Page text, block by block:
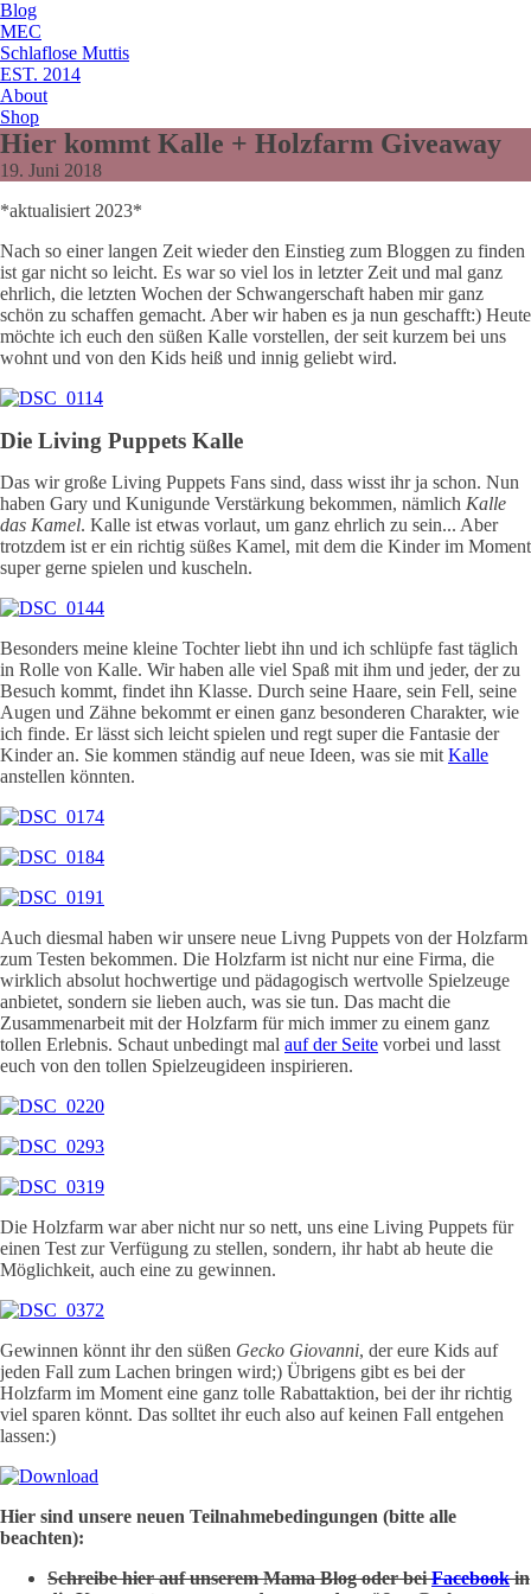
Blog
MEC
Schlaflose Muttis
EST. 2014
About
Shop
Hier kommt Kalle + Holzfarm Giveaway
19. Juni 2018
*aktualisiert 2023*
Nach so einer langen Zeit wieder den Einstieg zum Bloggen zu finden
ist gar nicht so leicht. Es war so viel los in letzter Zeit und mal ganz
ehrlich, die letzten Wochen der Schwangerschaft haben mir ganz
schön zu schaffen gemacht. Aber wir haben es ja nun geschafft:) Heute
möchte ich euch den süßen Kalle vorstellen, der seit kurzem bei uns
wohnt und von den Kids heiß und innig geliebt wird.
Die Living Puppets Kalle
Das wir große Living Puppets Fans sind, dass wisst ihr ja schon. Nun
haben Gary und Kunigunde Verstärkung bekommen, nämlich Kalle
das Kamel. Kalle ist etwas vorlaut, um ganz ehrlich zu sein... Aber
trotzdem ist er ein richtig süßes Kamel, mit dem die Kinder im Moment
super gerne spielen und kuscheln.
Besonders meine kleine Tochter liebt ihn und ich schlüpfe fast täglich
in Rolle von Kalle. Wir haben alle viel Spaß mit ihm und jeder, der zu
Besuch kommt, findet ihn Klasse. Durch seine Haare, sein Fell, seine
Augen und Zähne bekommt er einen ganz besonderen Charakter, wie
ich finde. Er lässt sich leicht spielen und regt super die Fantasie der
Kinder an. Sie kommen ständig auf neue Ideen, was sie mit Kalle
anstellen könnten.
Auch diesmal haben wir unsere neue Livng Puppets von der Holzfarm
zum Testen bekommen. Die Holzfarm ist nicht nur eine Firma, die
wirklich absolut hochwertige und pädagogisch wertvolle Spielzeuge
anbietet, sondern sie lieben auch, was sie tun. Das macht die
Zusammenarbeit mit der Holzfarm für mich immer zu einem ganz
tollen Erlebnis. Schaut unbedingt mal auf der Seite vorbei und lasst
euch von den tollen Spielzeugideen inspirieren.
Die Holzfarm war aber nicht nur so nett, uns eine Living Puppets für
einen Test zur Verfügung zu stellen, sondern, ihr habt ab heute die
Möglichkeit, auch eine zu gewinnen.
Gewinnen könnt ihr den süßen Gecko Giovanni, der eure Kids auf
jeden Fall zum Lachen bringen wird;) Übrigens gibt es bei der
Holzfarm im Moment eine ganz tolle Rabattaktion, bei der ihr richtig
viel sparen könnt. Das solltet ihr euch also auf keinen Fall entgehen
lassen:)
Hier sind unsere neuen Teilnahmebedingungen (bitte alle
beachten):
Schreibe hier auf unserem Mama Blog oder beiFacebookin